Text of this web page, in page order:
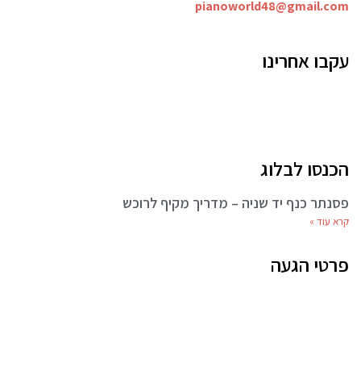
pianoworld48@gmail.com
עקבו אחרינו
הכנסו לבלוג
פסנתר כנף יד שניה – מדריך מקיף לרוכש
קרא עוד »
פרטי הגעה